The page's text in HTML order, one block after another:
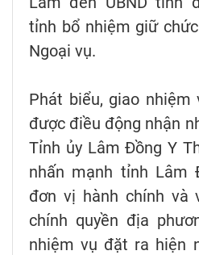
tỉnh bổ nhiệm giữ
Ngoại vụ.
Phát biểu, giao nhiệm
được điều động nhận
Tỉnh ủy Lâm Đồng Y
nhấn mạnh tỉnh Lâm
đơn vị hành chính và
chính quyền địa
nhiệm vụ đặt ra hiện